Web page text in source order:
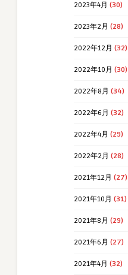
2023年4月 (30)
2023年2月 (28)
2022年12月 (32)
2022年10月 (30)
2022年8月 (34)
2022年6月 (32)
2022年4月 (29)
2022年2月 (28)
2021年12月 (27)
2021年10月 (31)
2021年8月 (29)
2021年6月 (27)
2021年4月 (32)